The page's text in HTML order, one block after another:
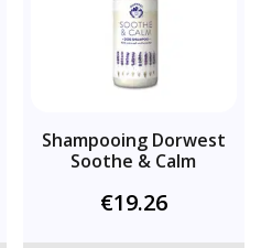
Shampooing Dorwest
Soothe & Calm
€19.26